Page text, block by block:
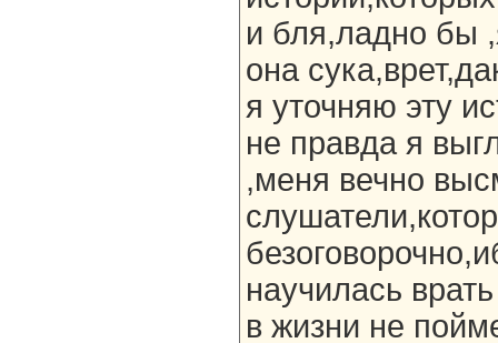
и бля,ладно бы
она
я уточняю эту
не правда я
,меня вечно
научилась
в жизни не